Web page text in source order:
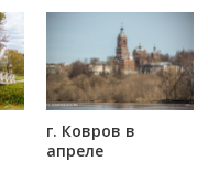
г. Ковров в
апреле